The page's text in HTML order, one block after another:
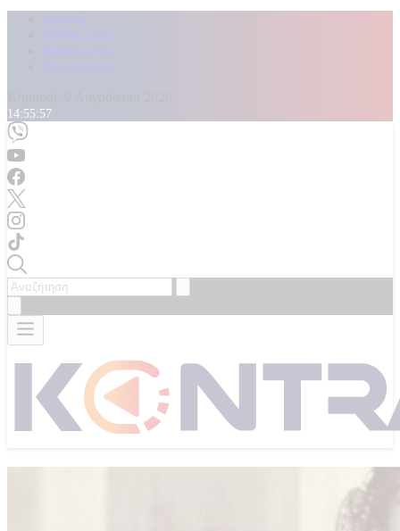
Αρχική
Kontra Live
Καταγγελίες
Επικοινωνία
14:55:58